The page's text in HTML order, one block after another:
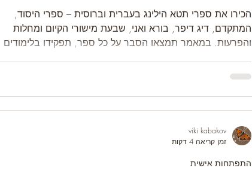
הכירו את ספרי תטא הילינג בעברית וברוסית – ספרי היסוד,
המתקדם, דיג דיפר, בורא ואני, שבעת מישורי הקיום ומחלות
והפרעות. במאמר תמצאו הסבר על כל ספר, תפקידו בלימודים
התפתחות אישית
viki kabakov
זמן קריאה 4 דקות